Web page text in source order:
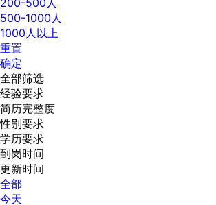
200-500人
500-1000人
1000人以上
重置
确定
全部筛选
经验要求
简历完整度
性别要求
学历要求
到岗时间
更新时间
全部
今天